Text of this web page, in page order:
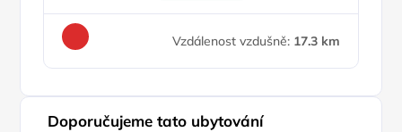
Vzdálenost vzdušně: 17.3 km
Doporučujeme tato ubytování